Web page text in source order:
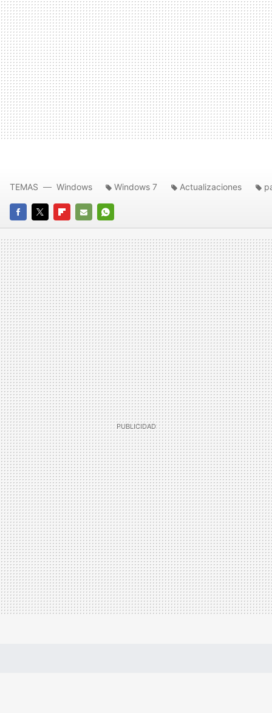
FACEBOOK
TWITTERFLIPBOARD
E-
MAIL
WHATSAPP
TEMAS Windows Windows 7 Actualizaciones